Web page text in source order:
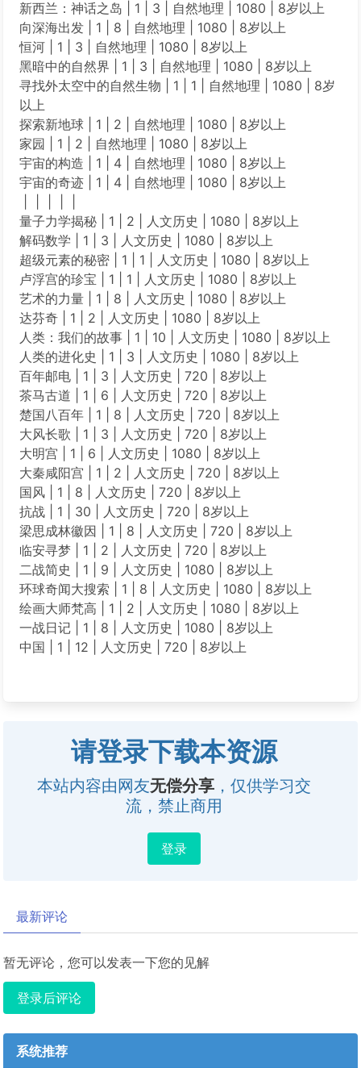
新西兰：神话之岛 | 1 | 3 | 自然地理 | 1080 | 8岁以上
向深海出发 | 1 | 8 | 自然地理 | 1080 | 8岁以上
恒河 | 1 | 3 | 自然地理 | 1080 | 8岁以上
黑暗中的自然界 | 1 | 3 | 自然地理 | 1080 | 8岁以上
寻找外太空中的自然生物 | 1 | 1 | 自然地理 | 1080 | 8岁
以上
探索新地球 | 1 | 2 | 自然地理 | 1080 | 8岁以上
家园 | 1 | 2 | 自然地理 | 1080 | 8岁以上
宇宙的构造 | 1 | 4 | 自然地理 | 1080 | 8岁以上
宇宙的奇迹 | 1 | 4 | 自然地理 | 1080 | 8岁以上
量子力学揭秘 | 1 | 2 | 人文历史 | 1080 | 8岁以上
解码数学 | 1 | 3 | 人文历史 | 1080 | 8岁以上
超级元素的秘密 | 1 | 1 | 人文历史 | 1080 | 8岁以上
卢浮宫的珍宝 | 1 | 1 | 人文历史 | 1080 | 8岁以上
艺术的力量 | 1 | 8 | 人文历史 | 1080 | 8岁以上
达芬奇 | 1 | 2 | 人文历史 | 1080 | 8岁以上
人类：我们的故事 | 1 | 10 | 人文历史 | 1080 | 8岁以上
人类的进化史 | 1 | 3 | 人文历史 | 1080 | 8岁以上
百年邮电 | 1 | 3 | 人文历史 | 720 | 8岁以上
茶马古道 | 1 | 6 | 人文历史 | 720 | 8岁以上
楚国八百年 | 1 | 8 | 人文历史 | 720 | 8岁以上
大风长歌 | 1 | 3 | 人文历史 | 720 | 8岁以上
大明宫 | 1 | 6 | 人文历史 | 1080 | 8岁以上
大秦咸阳宫 | 1 | 2 | 人文历史 | 720 | 8岁以上
国风 | 1 | 8 | 人文历史 | 720 | 8岁以上
抗战 | 1 | 30 | 人文历史 | 720 | 8岁以上
梁思成林徽因 | 1 | 8 | 人文历史 | 720 | 8岁以上
临安寻梦 | 1 | 2 | 人文历史 | 720 | 8岁以上
二战简史 | 1 | 9 | 人文历史 | 1080 | 8岁以上
环球奇闻大搜索 | 1 | 8 | 人文历史 | 1080 | 8岁以上
绘画大师梵高 | 1 | 2 | 人文历史 | 1080 | 8岁以上
一战日记 | 1 | 8 | 人文历史 | 1080 | 8岁以上
中国 | 1 | 12 | 人文历史 | 720 | 8岁以上
请登录下载本资源
本站内容由网友无偿分享 ，仅供学习交
流，禁止商用
登录
最新评论
暂无评论，您可以发表一下您的见解
登录后评论
系统推荐